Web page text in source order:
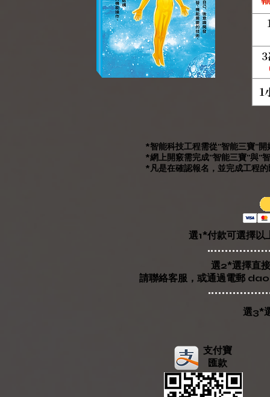
*智能科技工程需從"智能三寶"開
​*網上開竅需完成"智能三寶"與"
*凡是在確認報名，並完成工程
選1*付款可選擇
選2*選擇直
請聯絡客服，或通過電郵
選3*
支付寶
匯款